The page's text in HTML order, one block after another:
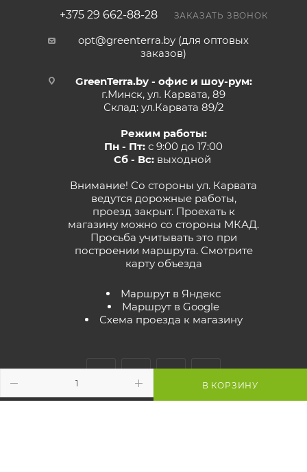
В КОРЗИНУ
+375 29 662-88-28 ЗАКАЗАТЬ ЗВОНОК
opt@greenterra.by (для оптовых
заказов)
GreenTerra.by - офис и шоу-рум:
г.Минск, ул. Карвата, 89
Склад: ул.Карвата 89/2
Режим работы:
Пн - Пт: с 9:00 до 17:00
Сб - Вс:выходной
Внимание! Со стороны ул. Карвата
ведутся дорожные работы,
проезд закрыт. Проехать к
магазину можно со стороны МКАД.
Просьба учитывать это при
построении маршрута. Смотрите
карту объезда
Маршрут в Яндекс
Маршрут в Google
Схема проезда к магазину